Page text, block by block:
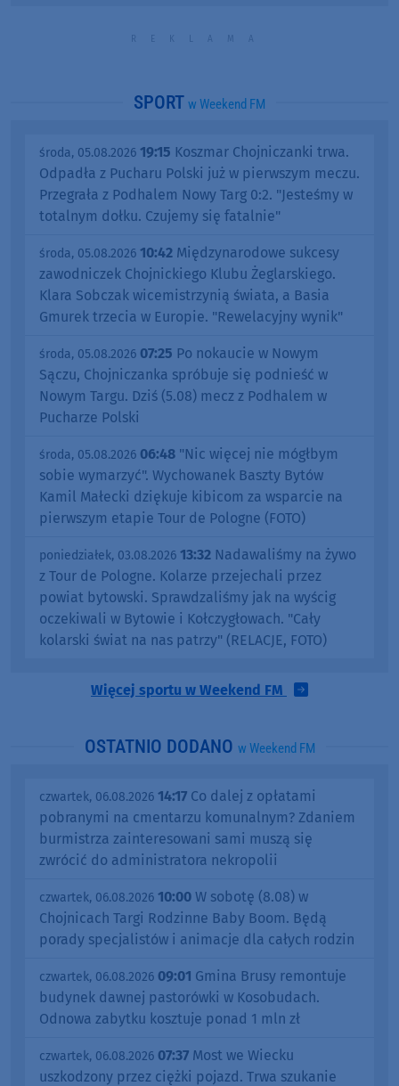
SPORT w Weekend FM
środa, 05.08.2026 19:15 Koszmar Chojniczanki trwa.
Odpadła z Pucharu Polski już w pierwszym meczu.
Przegrała z Podhalem Nowy Targ 0:2. "Jesteśmy w
totalnym dołku. Czujemy się fatalnie"
środa, 05.08.2026 10:42 Międzynarodowe sukcesy
zawodniczek Chojnickiego Klubu Żeglarskiego.
Klara Sobczak wicemistrzynią świata, a Basia
Gmurek trzecia w Europie. "Rewelacyjny wynik"
środa, 05.08.2026 07:25 Po nokaucie w Nowym
Sączu, Chojniczanka spróbuje się podnieść w
Nowym Targu. Dziś (5.08) mecz z Podhalem w
Pucharze Polski
środa, 05.08.2026 06:48 "Nic więcej nie mógłbym
sobie wymarzyć". Wychowanek Baszty Bytów
Kamil Małecki dziękuje kibicom za wsparcie na
pierwszym etapie Tour de Pologne (FOTO)
poniedziałek, 03.08.2026 13:32 Nadawaliśmy na żywo
z Tour de Pologne. Kolarze przejechali przez
powiat bytowski. Sprawdzaliśmy jak na wyścig
oczekiwali w Bytowie i Kołczygłowach. "Cały
kolarski świat na nas patrzy" (RELACJE, FOTO)
Więcej sportu w Weekend FM
OSTATNIO DODANO w Weekend FM
czwartek, 06.08.2026 14:17 Co dalej z opłatami
pobranymi na cmentarzu komunalnym? Zdaniem
burmistrza zainteresowani sami muszą się
zwrócić do administratora nekropolii
czwartek, 06.08.2026 10:00 W sobotę (8.08) w
Chojnicach Targi Rodzinne Baby Boom. Będą
porady specjalistów i animacje dla całych rodzin
czwartek, 06.08.2026 09:01 Gmina Brusy remontuje
budynek dawnej pastorówki w Kosobudach.
Odnowa zabytku kosztuje ponad 1 mln zł
czwartek, 06.08.2026 07:37 Most we Wiecku
uszkodzony przez ciężki pojazd. Trwa szukanie